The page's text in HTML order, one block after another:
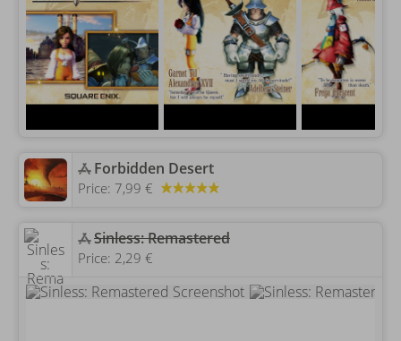
‎Forbidden Desert
Price: 7,99 €
‎Sinless: Remastered
Price: 2,29 €